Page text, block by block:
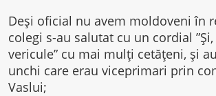
Deși oficial nu avem moldoveni în
colegi s-au salutat cu un cordial
vericule” cu mai mulți cetățeni, și
unchi care erau viceprimari prin
Vaslui;